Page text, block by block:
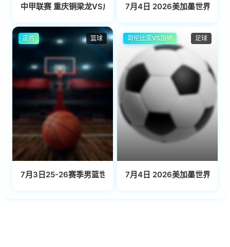
中甲联赛 重庆铜梁龙VS广州队 202404147月4日 2026美加墨世界杯世
篮球
正片
7月3日25-26赛季男篮世预赛非洲赛区 佛得角VS喀麦隆
足球
哥伦比亚VS加纳
7月4日 2026美加墨世界杯十